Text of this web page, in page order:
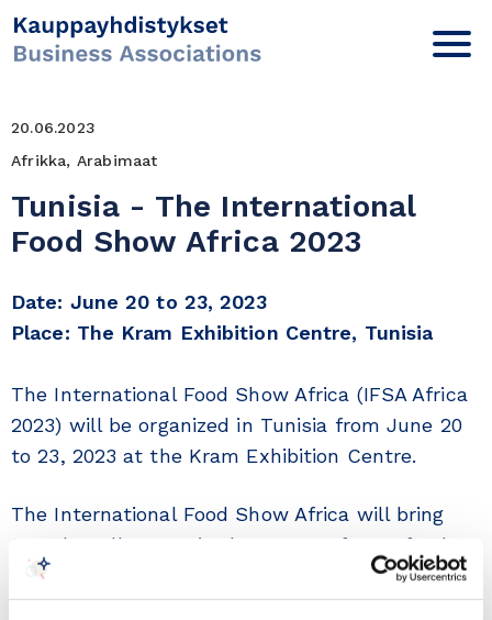
20.06.2023
Afrikka, Arabimaat
Tunisia - The International
Food Show Africa 2023
Date: June 20 to 23, 2023
Place: The Kram Exhibition Centre, Tunisia
The International Food Show Africa (IFSA Africa
2023) will be organized in Tunisia from June 20
to 23, 2023 at the Kram Exhibition Centre.
The International Food Show Africa will bring
together all actors in the sector of agro-food
such as producers, distributors, importers
wholesalers, catering professionals and cold